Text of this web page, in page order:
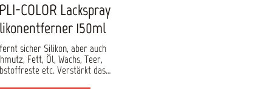
COLOR Lackspray
150ml
sicher Silikon, aber auch
Fett, Öl, Wachs, Teer,
etc. Verstärkt das
Idel bei Spot- und